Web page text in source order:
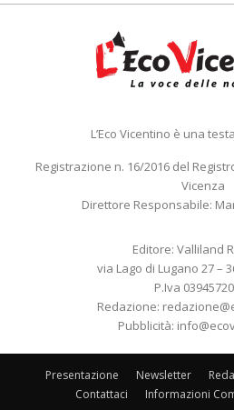
L’Eco Vicentino è una
Registrazione n. 16/2016 del
Vicenza
Direttore Responsabile:
Editore: Valliland
via Lago di Lugano 27 –
P.Iva
Redazione:
Pubblicità:
Presentazione Newsletter
Contattaci
Informazioni